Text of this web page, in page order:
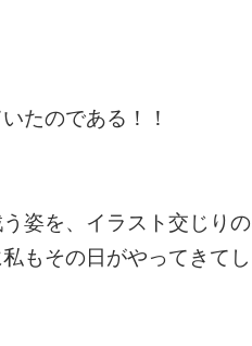
たのである！！
姿を、イラスト交じりの
もその日がやってきてし